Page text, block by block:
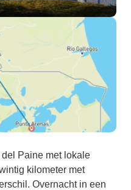
Paine met lokale
kilometer met
Overnacht in een